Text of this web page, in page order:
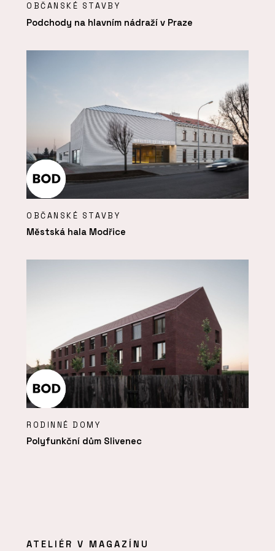
OBČANSKÉ STAVBY
Podchody na hlavním nádraží v Praze
OBČANSKÉ STAVBY
Městská hala Modřice
RODINNÉ DOMY
Polyfunkční dům Slivenec
ATELIÉR V MAGAZÍNU